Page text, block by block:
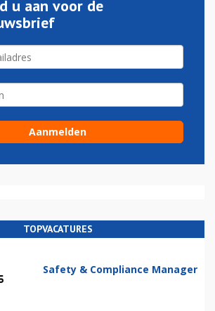
u aan voor de
TOPVACATURES
Safety & Compliance Manager